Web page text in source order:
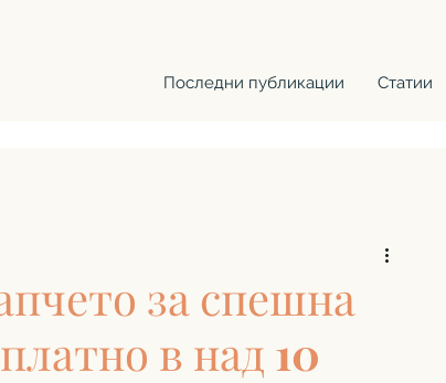
Последни публикации Статии
за спешна
в над 10